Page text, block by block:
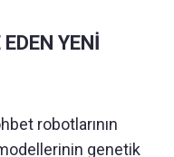
YENİ
robotlarının
genetik